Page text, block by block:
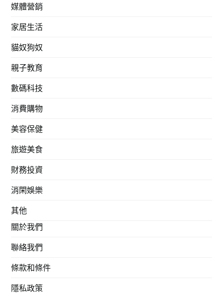
媒體營銷
家居生活
貓奴狗奴
親子教育
數碼科技
消費購物
美容保健
旅遊美食
財務投資
消閑娛樂
其他
關於我們
聯絡我們
條款和條件
隱私政策